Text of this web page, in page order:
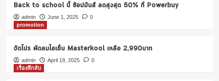
บาท
ที่
Major
Back to school นี้ ช้อปมันส์ ลดสูงสุด 50% ที่ Powerbuy
admin June 1, 2025
0
promotion
จัดโปร พัดลมไอเย็น Masterkool เหลือ 2,990บาท
admin April 19, 2025
0
เรื่องลึกลับ